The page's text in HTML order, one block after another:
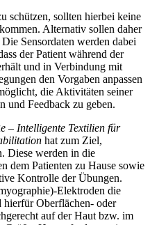
schützen, sollten hierbei keine
Alternativ sollen daher
Sensordaten werden dabei
der Patient während der
und in Verbindung mit
den Vorgaben anpassen
die Aktivitäten seiner
und Feedback zu geben.
– Intelligente Textilien für
hat zum Ziel,
Diese werden in die
dem Patienten zu Hause sowie
Kontrolle der Übungen.
Elektroden die
hierfür Oberflächen- oder
auf der Haut bzw. im